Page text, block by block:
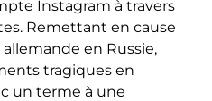
Instagram à travers
Remettant en cause
en Russie,
tragiques en
un terme à une